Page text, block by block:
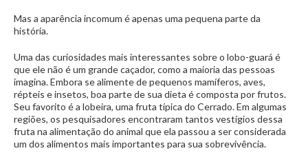
Mas a aparência incomum é apenas uma pequena parte da
história.
Uma das curiosidades mais interessantes sobre o lobo-guará é
que ele não é um grande caçador, como a maioria das pessoas
imagina. Embora se alimente de pequenos mamíferos, aves,
répteis e insetos, boa parte de sua dieta é composta por frutos.
Seu favorito é a lobeira, uma fruta típica do Cerrado. Em algumas
regiões, os pesquisadores encontraram tantos vestígios dessa
fruta na alimentação do animal que ela passou a ser considerada
um dos alimentos mais importantes para sua sobrevivência.